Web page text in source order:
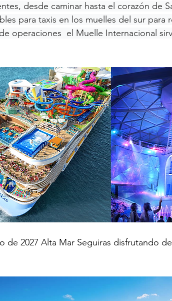
desde caminar hasta el corazón de
para taxis en los muelles del sur para
operaciones  el Muelle Internacional
de 2027 Alta Mar Seguiras disfrutando